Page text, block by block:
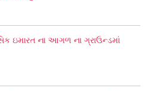
ઇમારત ના આગળ ના ગ્રાઉન્ડમાં